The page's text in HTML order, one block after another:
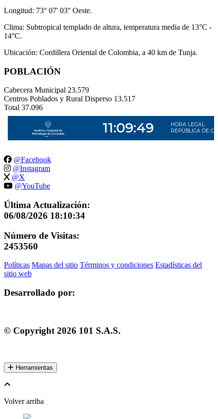
Longitud: 73° 07' 03'' Oeste.
Clima: Subtropical templado de altura, temperatura media de 13°C -
14°C.
Ubicación: Cordillera Oriental de Colombia, a 40 km de Tunja.
POBLACIÓN
Cabecera Municipal 23.579
Centros Poblados y Rural Disperso 13.517
Total 37.096
@Facebook
@Instagram
@X
@YouTube
Última Actualización:
06/08/2026 18:10:34
Número de Visitas:
2453560
Políticas Mapas del sitio Términos y condiciones Estadísticas del
sitio web
Desarrollado por:
© Copyright 2026 101 S.A.S.
Herramientas
Volver arriba